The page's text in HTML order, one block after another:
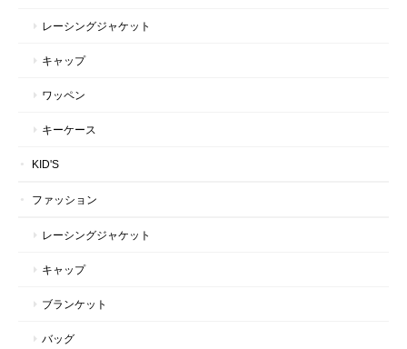
レーシングジャケット
キャップ
ワッペン
キーケース
KID'S
ファッション
レーシングジャケット
キャップ
ブランケット
バッグ